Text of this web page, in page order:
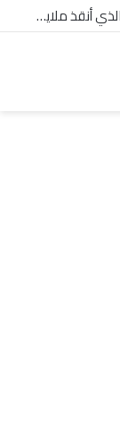
شركة “Scope Developments” تعلن تولي أحمد كمال عيسى منصب الرئيس التنفيذي للقطاع التجاري